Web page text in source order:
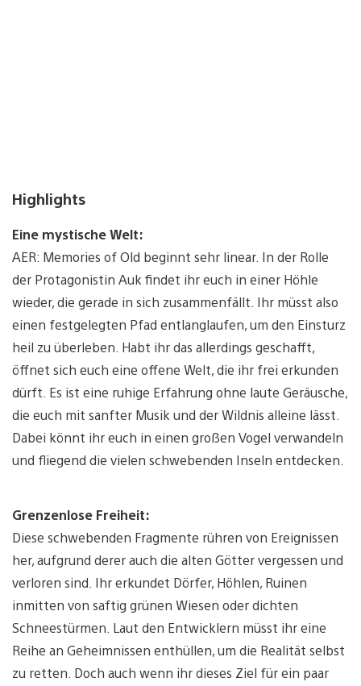
Highlights
Eine mystische Welt:
AER: Memories of Old beginnt sehr linear. In der Rolle
der Protagonistin Auk findet ihr euch in einer Höhle
wieder, die gerade in sich zusammenfällt. Ihr müsst also
einen festgelegten Pfad entlanglaufen, um den Einsturz
heil zu überleben. Habt ihr das allerdings geschafft,
öffnet sich euch eine offene Welt, die ihr frei erkunden
dürft. Es ist eine ruhige Erfahrung ohne laute Geräusche,
die euch mit sanfter Musik und der Wildnis alleine lässt.
Dabei könnt ihr euch in einen großen Vogel verwandeln
und fliegend die vielen schwebenden Inseln entdecken.
Grenzenlose Freiheit:
Diese schwebenden Fragmente rühren von Ereignissen
her, aufgrund derer auch die alten Götter vergessen und
verloren sind. Ihr erkundet Dörfer, Höhlen, Ruinen
inmitten von saftig grünen Wiesen oder dichten
Schneestürmen. Laut den Entwicklern müsst ihr eine
Reihe an Geheimnissen enthüllen, um die Realität selbst
zu retten. Doch auch wenn ihr dieses Ziel für ein paar